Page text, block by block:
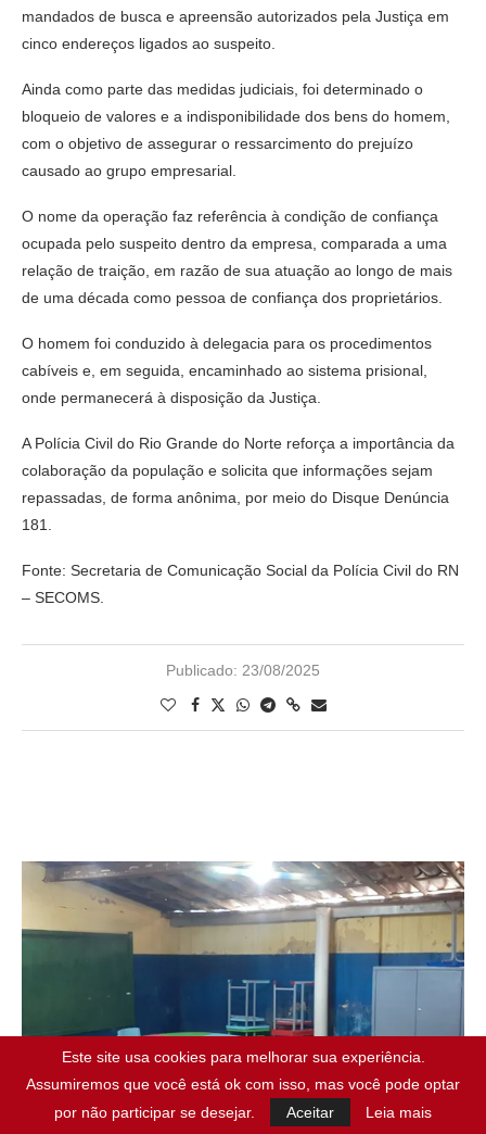
mandados de busca e apreensão autorizados pela Justiça em
cinco endereços ligados ao suspeito.
Ainda como parte das medidas judiciais, foi determinado o
bloqueio de valores e a indisponibilidade dos bens do homem,
com o objetivo de assegurar o ressarcimento do prejuízo
causado ao grupo empresarial.
O nome da operação faz referência à condição de confiança
ocupada pelo suspeito dentro da empresa, comparada a uma
relação de traição, em razão de sua atuação ao longo de mais
de uma década como pessoa de confiança dos proprietários.
O homem foi conduzido à delegacia para os procedimentos
cabíveis e, em seguida, encaminhado ao sistema prisional,
onde permanecerá à disposição da Justiça.
A Polícia Civil do Rio Grande do Norte reforça a importância da
colaboração da população e solicita que informações sejam
repassadas, de forma anônima, por meio do Disque Denúncia
181.
Fonte: Secretaria de Comunicação Social da Polícia Civil do RN
– SECOMS.
Publicado: 23/08/2025
Este site usa cookies para melhorar sua experiência.
Assumiremos que você está ok com isso, mas você pode optar
por não participar se desejar.
Aceitar Leia mais